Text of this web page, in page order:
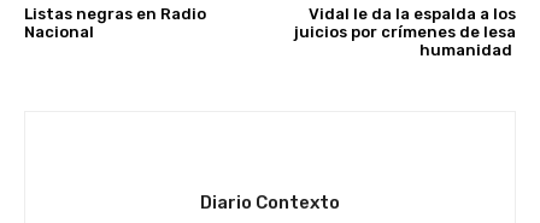
Listas negras en Radio
Nacional
Vidal le da la espalda a los
juicios por crímenes de lesa
humanidad
Diario Contexto